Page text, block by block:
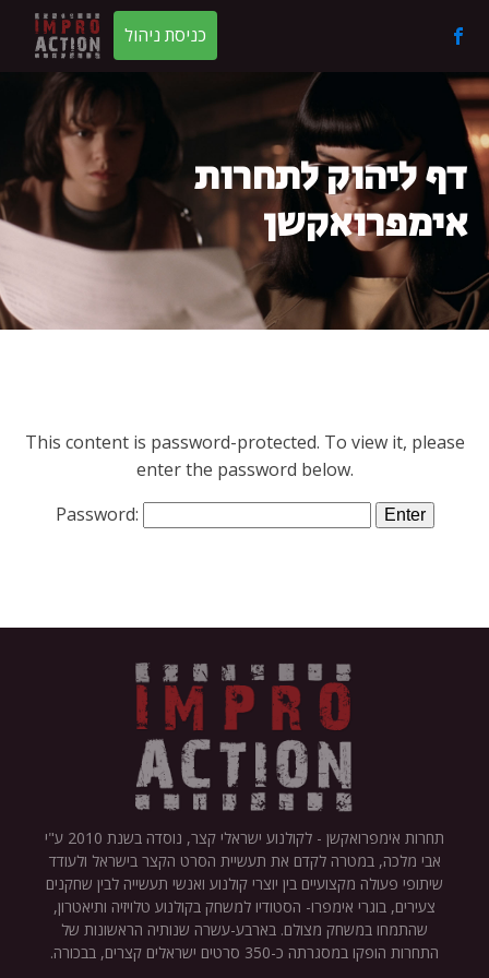
כניסת ניהול
דף ליהוק לתחרות
אימפרואקשן
This content is password-protected. To view it, please
enter the password below.
Password:
תחרות אימפרואקשן - לקולנוע ישראלי קצר, נוסדה בשנת 2010 ע"י
אבי מלכה, במטרה לקדם את תעשיית הסרט הקצר בישראל ולעודד
שיתופי פעולה מקצועיים בין יוצרי קולנוע ואנשי תעשייה לבין שחקנים
צעירים, בוגרי אימפרו- הסטודיו למשחק בקולנוע טלויזיה ותיאטרון,
שהתמחו במשחק מצולם. בארבע-עשרה שנותיה הראשונות של
התחרות הופקו במסגרתה כ-350 סרטים ישראלים קצרים, בבכורה.